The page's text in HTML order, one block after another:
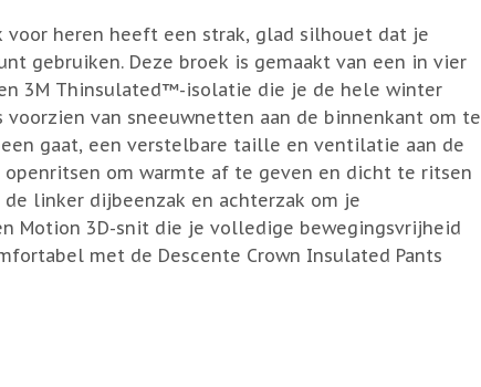
voor heren heeft een strak, glad silhouet dat je
gebruiken. Deze broek is gemaakt van een in vier
3M Thinsulated™-isolatie die je de hele winter
voorzien van sneeuwnetten aan de binnenkant om te
gaat, een verstelbare taille en ventilatie aan de
om warmte af te geven en dicht te ritsen
linker dijbeenzak en achterzak om je
Motion 3D-snit die je volledige bewegingsvrijheid
met de Descente Crown Insulated Pants